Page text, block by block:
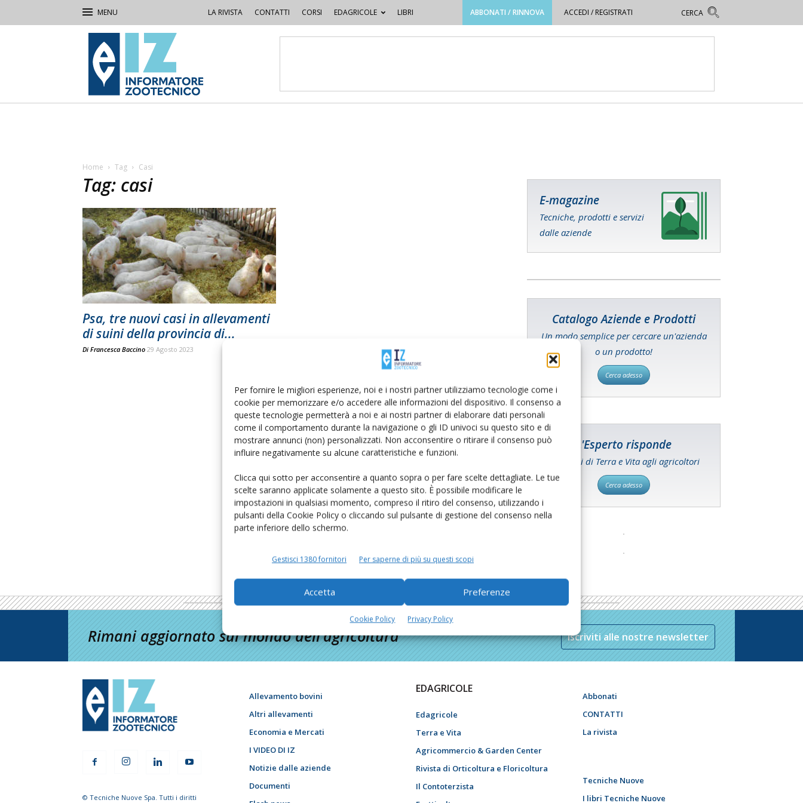
Per fornire le migliori esperienze, noi e i nostri partner utilizziamo tecnologie come i
cookie per memorizzare e/o accedere alle informazioni del dispositivo. Il consenso a
queste tecnologie permetterà a noi e ai nostri partner di elaborare dati personali
come il comportamento durante la navigazione o gli ID univoci su questo sito e di
mostrare annunci (non) personalizzati. Non acconsentire o ritirare il consenso può
influire negativamente su alcune caratteristiche e funzioni.
Clicca qui sotto per acconsentire a quanto sopra o per fare scelte dettagliate. Le tue
scelte saranno applicate solamente a questo sito. È possibile modificare le
impostazioni in qualsiasi momento, compreso il ritiro del consenso, utilizzando i
pulsanti della Cookie Policy o cliccando sul pulsante di gestione del consenso nella
parte inferiore dello schermo.
Gestisci 1380 fornitori Per saperne di più su questi scopi
Accetta Preferenze
Cookie Policy Privacy Policy
LA RIVISTA CONTATTI CORSI EDAGRICOLE LIBRI ABBONATI / RINNOVA ACCEDI / REGISTRATI
IZ
Informatore
Zootecnico
Home Tag Casi
Tag: casi
Psa, tre nuovi casi in allevamenti
di suini della provincia di...
Di Francesca Baccino 29 Agosto 2023
E-magazine
Tecniche, prodotti e servizi
dalle aziende
Catalogo Aziende e Prodotti
Un modo semplice per cercare un'azienda
o un prodotto!
Cerca adesso
L'Esperto risponde
I consigli di Terra e Vita agli agricoltori
Cerca adesso
Rimani aggiornato sul mondo dell’agricoltura Iscriviti alle nostre newsletter
© Tecniche Nuove Spa. Tutti i diritti
Allevamento bovini
Altri allevamenti
Economia e Mercati
I VIDEO DI IZ
Notizie dalle aziende
Documenti
EDAGRICOLE
Edagricole
Terra e Vita
Agricommercio & Garden Center
Rivista di Orticoltura e Floricoltura
Il Contoterzista
Abbonati
CONTATTI
La rivista
Tecniche Nuove
I libri Tecniche Nuove